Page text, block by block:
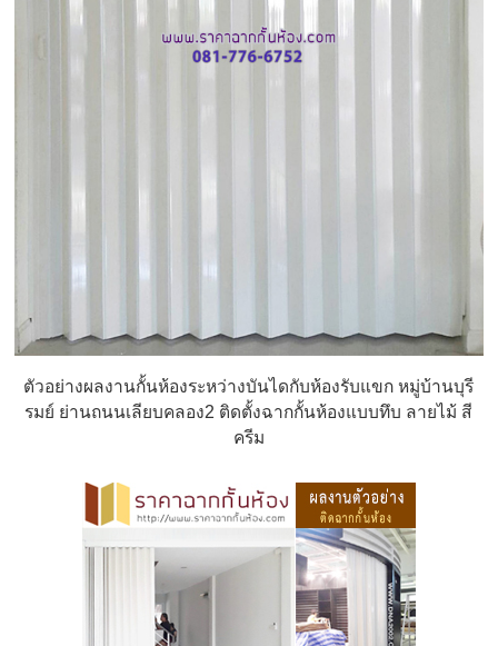
ตัวอย่างผลงานกั้นห้องระหว่างบันไดกับห้องรับแขก หมู่บ้านบุรี
รมย์ ย่านถนนเลียบคลอง2 ติดตั้งฉากกั้นห้องแบบทึบ ลายไม้ สี
ครีม